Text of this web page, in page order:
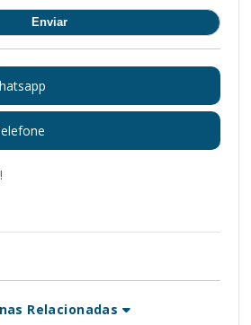
Relacionadas